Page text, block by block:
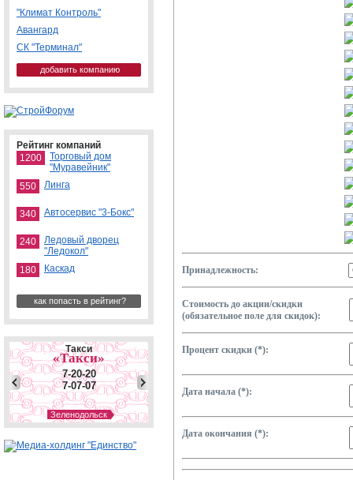
"Климат Контроль"
Авангард
СК "Терминал"
добавить компанию
Рейтинг компаний
1200
Торговый дом
"Муравейник"
550
Линга
340 Автосервис "3-Бокс"
240
Ледовый дворец
"Ледокол"
180
Каскад
как попасть в рейтинг?
Такси
«Такси»
7-20-20
7-07-07
Зеленодольск
Такси
«Отдохни»
Принадлежность:
Стоимость до акции/скидки
(обязательное поле для скидок):
Процент скидки (*):
Дата начала (*):
Дата окончания (*):